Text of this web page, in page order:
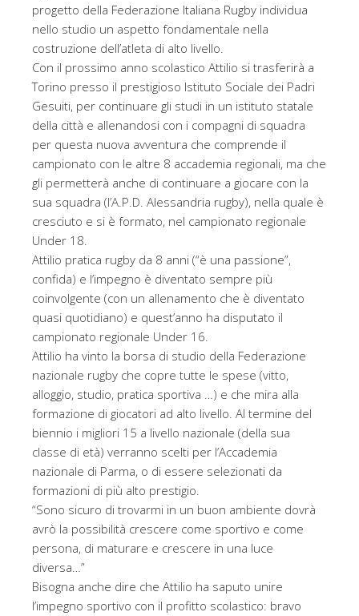
progetto della Federazione Italiana Rugby individua
nello studio un aspetto fondamentale nella
costruzione dell’atleta di alto livello.
Con il prossimo anno scolastico Attilio si trasferirà a
Torino presso il prestigioso Istituto Sociale dei Padri
Gesuiti, per continuare gli studi in un istituto statale
della città e allenandosi con i compagni di squadra
per questa nuova avventura che comprende il
campionato con le altre 8 accademia regionali, ma che
gli permetterà anche di continuare a giocare con la
sua squadra (l’A.P.D. Alessandria rugby), nella quale è
cresciuto e si è formato, nel campionato regionale
Under 18.
Attilio pratica rugby da 8 anni (“è una passione”,
confida) e l’impegno è diventato sempre più
coinvolgente (con un allenamento che è diventato
quasi quotidiano) e quest’anno ha disputato il
campionato regionale Under 16.
Attilio ha vinto la borsa di studio della Federazione
nazionale rugby che copre tutte le spese (vitto,
alloggio, studio, pratica sportiva …) e che mira alla
formazione di giocatori ad alto livello. Al termine del
biennio i migliori 15 a livello nazionale (della sua
classe di età) verranno scelti per l’Accademia
nazionale di Parma, o di essere selezionati da
formazioni di più alto prestigio.
“Sono sicuro di trovarmi in un buon ambiente dovrà
avrò la possibilità crescere come sportivo e come
persona, di maturare e crescere in una luce
diversa…”
Bisogna anche dire che Attilio ha saputo unire
l’impegno sportivo con il profitto scolastico: bravo